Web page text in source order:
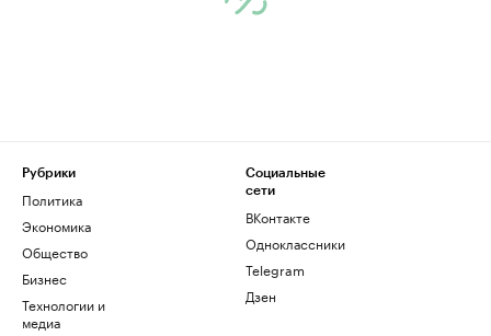
Рубрики
Политика
Экономика
Общество
Бизнес
Технологии и
медиа
Социальные
сети
ВКонтакте
Одноклассники
Telegram
Дзен